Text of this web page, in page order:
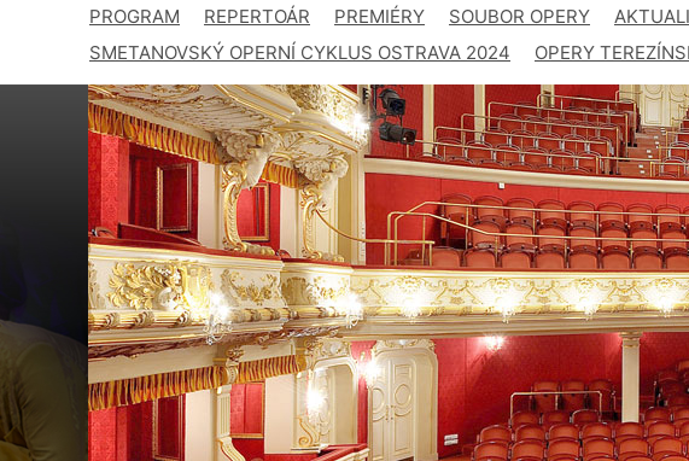
PROGRAM REPERTOÁR PREMIÉRY SOUBOR OPERY
SMETANOVSKÝ OPERNÍ CYKLUS OSTRAVA 2024
OPERY